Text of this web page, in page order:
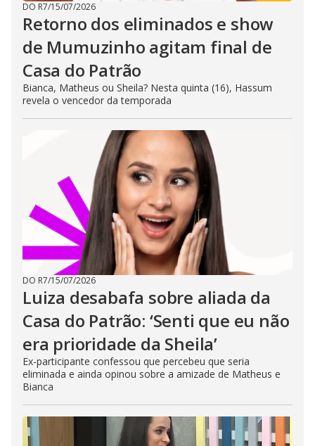
DO R7/15/07/2026
Retorno dos eliminados e show
de Mumuzinho agitam final de
Casa do Patrão
Bianca, Matheus ou Sheila? Nesta quinta (16), Hassum
revela o vencedor da temporada
DO R7/15/07/2026
Luiza desabafa sobre aliada da
Casa do Patrão: ‘Senti que eu não
era prioridade da Sheila’
Ex-participante confessou que percebeu que seria
eliminada e ainda opinou sobre a amizade de Matheus e
Bianca